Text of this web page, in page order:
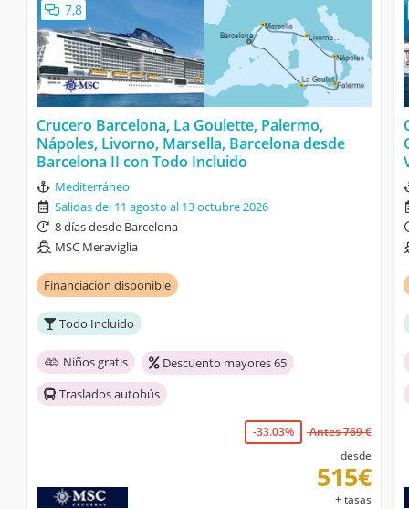
7,8
Crucero Barcelona, La Goulette, Palermo,
Nápoles, Livorno, Marsella, Barcelona desde
Barcelona II con Todo Incluido
Mediterráneo
Salidas del 11 agosto al 13 octubre 2026
8 días desde Barcelona
MSC Meraviglia
Financiación disponible
Todo Incluido
Niños gratis
Descuento mayores 65
Traslados autobús
-33.03%
Antes 769 €
desde
515€
+ tasas